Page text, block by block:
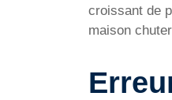
croissant de
maison